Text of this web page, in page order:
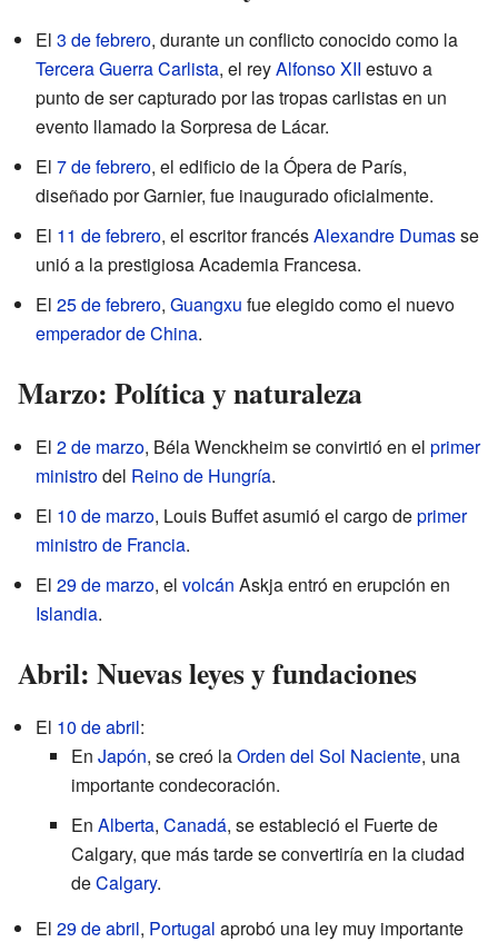
El 3 de febrero, durante un conflicto conocido como la
Tercera Guerra Carlista, el reyAlfonso XII estuvo a
punto de ser capturado por las tropas carlistas en un
evento llamado la Sorpresa de Lácar.
El 7 de febrero, el edificio de la Ópera de París,
diseñado por Garnier, fue inaugurado oficialmente.
El 11 de febrero, el escritor francésAlexandre Dumasse
unió a la prestigiosa Academia Francesa.
El 25 de febrero, Guangxu fue elegido como el nuevo
emperador de China.
Marzo: Política y naturaleza
El 2 de marzo, Béla Wenckheim se convirtió en el primer
ministrodel Reino de Hungría.
El 10 de marzo, Louis Buffet asumió el cargo deprimer
ministro de Francia.
El 29 de marzo, el volcán Askja entró en erupción en
Islandia.
Abril: Nuevas leyes y fundaciones
El 10 de abril:
En Japón, se creó laOrden del Sol Naciente, una
importante condecoración.
En Alberta, Canadá, se estableció el Fuerte de
Calgary, que más tarde se convertiría en la ciudad
deCalgary.
El 29 de abril, Portugal aprobó una ley muy importante